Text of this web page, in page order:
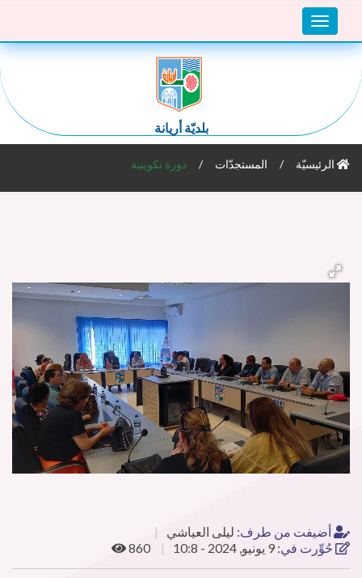
Toggle
navigation
بلديّة أريانة
الرئيسيّة المستجدّات دورة تكوينية
أضيفت من طرف: ليلى العياشي
حُوِّرت في: 9 يونيو, 2024 - 10:8 860